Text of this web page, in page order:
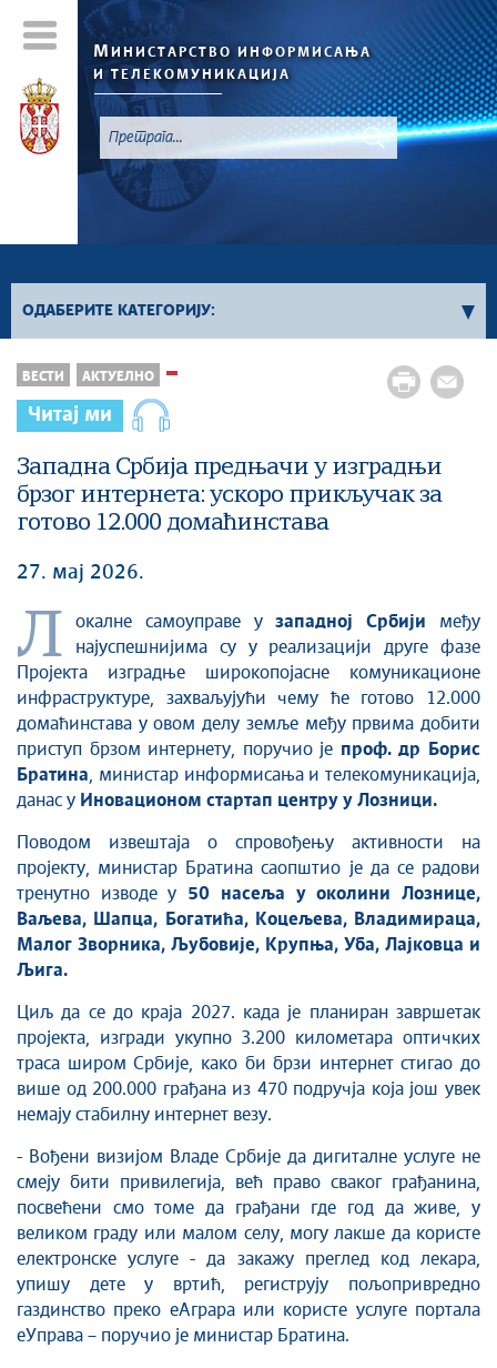
МИНИСТАРСТВО ИНФОРМИСАЊА
И ТЕЛЕКОМУНИКАЦИЈА
ОДАБЕРИТЕ КАТЕГОРИЈУ:
Конкурси из области информисања
Конкурси из области телекомуникација
Конкурси из области информационог
друштва
ВЕСТИ АКТУЕЛНО
Читај ми
Западна Србија предњачи у изградњи
брзог интернета: ускоро прикључак за
готово 12.000 домаћинстава
27. мај 2026.
Л окалне самоуправе узападној Србији међу
најуспешнијима су у реализацији друге фазе
Пројекта изградње широкопојасне комуникационе
инфраструктуре, захваљујући чему ће готово 12.000
домаћинстава у овом делу земље међу првима добити
приступ брзом интернету, поручио је проф. др Борис
Братина , министар информисања и телекомуникација,
данас у Иновационом стартап центру у Лозници.
Поводом извештаја о спровођењу активности на
пројекту, министар Братина саопштио је да се радови
тренутно изводе у 50 насеља у околини Лознице,
Ваљева, Шапца, Богатића, Коцељева, Владимираца,
Малог Зворника, Љубовије, Крупња, Уба, Лајковца и
Љига.
Циљ да се до краја 2027. када је планиран завршетак
пројекта, изгради укупно 3.200 километара оптичких
траса широм Србије, како би брзи интернет стигао до
више од 200.000 грађана из 470 подручја која још увек
немају стабилну интернет везу.
- Вођени визијом Владе Србије да дигиталне услуге не
смеју бити привилегија, већ право сваког грађанина,
посвећени смо томе да грађани где год да живе, у
великом граду или малом селу, могу лакше да користе
електронске услуге - да закажу преглед код лекара,
упишу дете у вртић, региструју пољопривредно
газдинство преко еАграра или користе услуге портала
еУправа – поручио је министар Братина.